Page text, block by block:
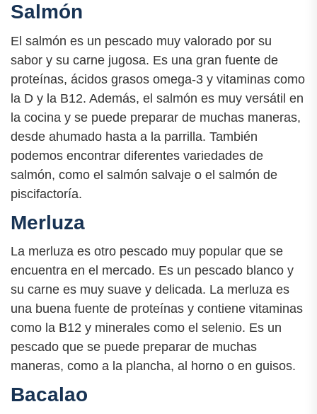
Salmón
El salmón es un pescado muy valorado por su
sabor y su carne jugosa. Es una gran fuente de
proteínas, ácidos grasos omega-3 y vitaminas como
la D y la B12. Además, el salmón es muy versátil en
la cocina y se puede preparar de muchas maneras,
desde ahumado hasta a la parrilla. También
podemos encontrar diferentes variedades de
salmón, como el salmón salvaje o el salmón de
piscifactoría.
Merluza
La merluza es otro pescado muy popular que se
encuentra en el mercado. Es un pescado blanco y
su carne es muy suave y delicada. La merluza es
una buena fuente de proteínas y contiene vitaminas
como la B12 y minerales como el selenio. Es un
pescado que se puede preparar de muchas
maneras, como a la plancha, al horno o en guisos.
Bacalao